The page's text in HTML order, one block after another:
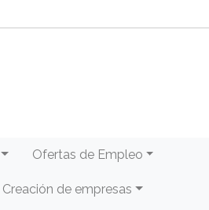
Ofertas de Empleo
de empresas